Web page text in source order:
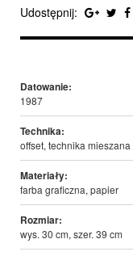
Udostępnij:
Datowanie:
1987
Technika:
offset, technika mieszana
Materiały:
farba graficzna, papier
Rozmiar:
wys. 30 cm, szer. 39 cm